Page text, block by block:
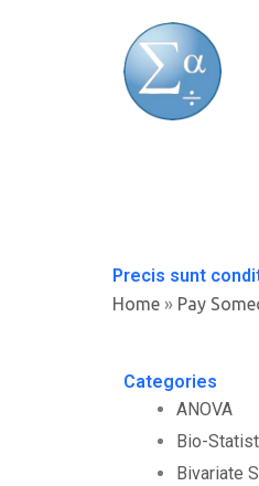
Precis sunt
Home » Pay
Categories
ANOVA
Bio-
Bivariate